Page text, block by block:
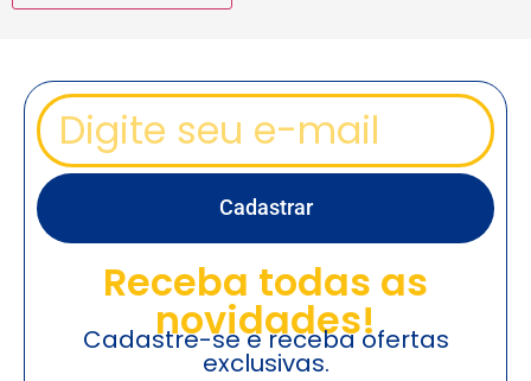
Cadastrar
Receba todas as
novidades!
Cadastre-se e receba ofertas
exclusivas.